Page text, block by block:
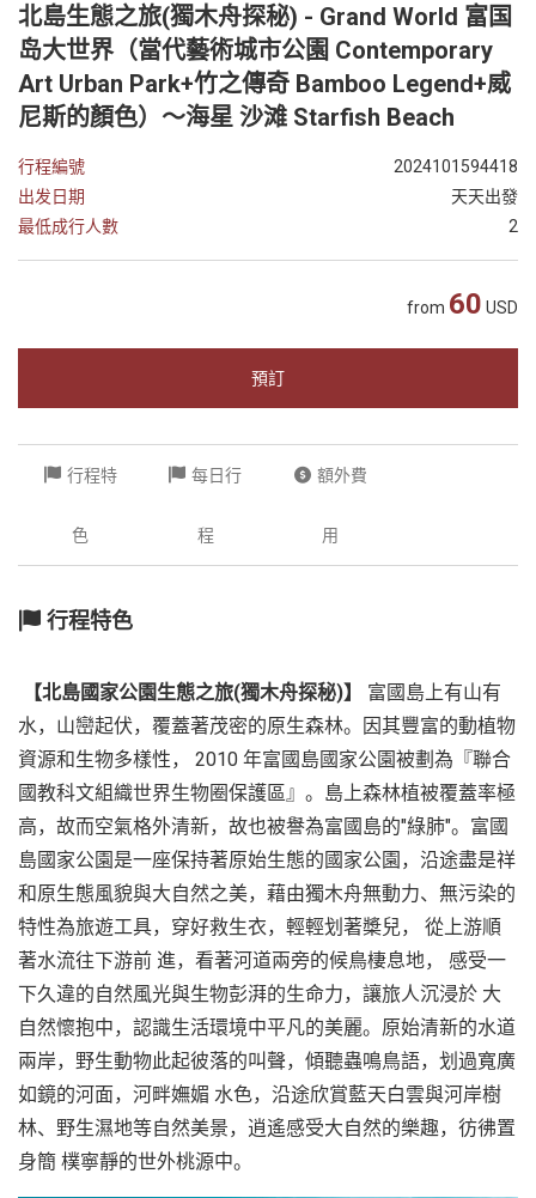
好
的
合
作
夥
伴！
越
南
北島生態之旅(獨木舟探秘) - Grand World 富国
岛大世界（當代藝術城市公園 Contemporary
Art Urban Park+竹之傳奇 Bamboo Legend+威
尼斯的顏色）～海星 沙滩 Starfish Beach
行程編號
2024101594418
出发日期
天天出發
最低成行人數
2
from 60 USD
預訂
行程特
色
每日行
程
額外費
用
行程特色
【北島國家公園生態之旅(獨木舟探秘)】
富國島上有山有
水，山巒起伏，覆蓋著茂密的原生森林。因其豐富的動植物
資源和生物多樣性， 2010 年富國島國家公園被劃為『聯合
國教科文組織世界生物圈保護區』。島上森林植被覆蓋率極
高，故而空氣格外清新，故也被譽為富國島的"綠肺"。富國
島國家公園是一座保持著原始生態的國家公園，沿途盡是祥
和原生態風貌與大自然之美，藉由獨木舟無動力、無污染的
特性為旅遊工具，穿好救生衣，輕輕划著槳兒， 從上游順
著水流往下游前 進，看著河道兩旁的候鳥棲息地， 感受一
下久違的自然風光與生物彭湃的生命力，讓旅人沉浸於 大
自然懷抱中，認識生活環境中平凡的美麗。原始清新的水道
兩岸，野生動物此起彼落的叫聲，傾聽蟲鳴鳥語，划過寬廣
如鏡的河面，河畔嫵媚 水色，沿途欣賞藍天白雲與河岸樹
林、野生濕地等自然美景，逍遙感受大自然的樂趣，彷彿置
身簡 樸寧靜的世外桃源中。